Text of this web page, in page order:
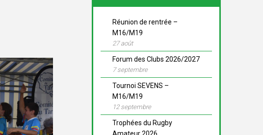
Réunion de rentrée –
M16/M19
27 août
Forum des Clubs 2026/2027
7 septembre
Tournoi SEVENS –
M16/M19
12 septembre
Trophées du Rugby